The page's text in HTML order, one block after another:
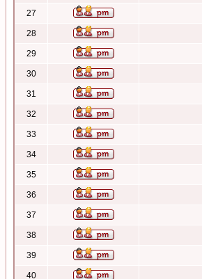
27
28
29
30
31
32
33
34
35
36
37
38
39
40